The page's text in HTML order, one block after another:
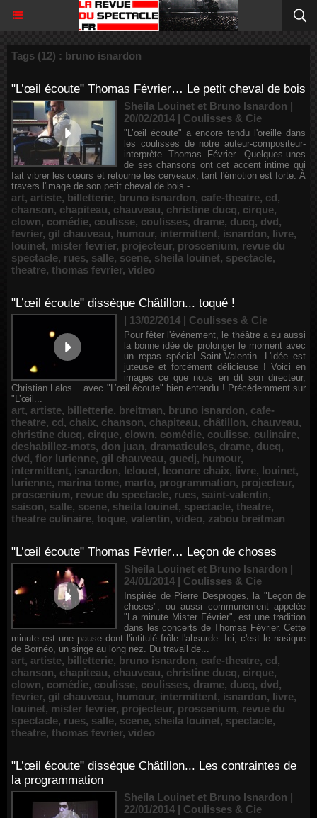
Tags (12) : bruno isnardon
"L’œil écoute" Thomas Février… Le petit cheval de bois
Sheila Louinet et Bruno Isnardon |
20/02/2014 | Coulisses & Cie
"L’œil écoute" a encore tendu l'oreille dans
les coulisses de notre auteur-compositeur-
interprète Thomas Février. Quelques-unes
de ses chansons ont cet accent intime qui
fait vibrer les cœurs et retourne les cerveaux, tant l'émotion est forte. À
travers l'image de son petit cheval de bois -...
art, artiste, billetterie, bruno isnardon, cafe-theatre, cd,
chanson, chapiteau, chauveau, christine ducq, cirque,
clown, comédie, coulisse, coulisses, drame, ducq, dvd,
fevrier, gil chauveau, humour, intermittent, isnardon, livre,
louinet, mister fevrier, projecteur, proscenium, revue du
spectacle, rues, salle, scene, sheila louinet, spectacle,
theatre, thomas fevrier, video
"L’œil écoute" dissèque Châtillon... toqué !
| 13/02/2014 | Coulisses & Cie
Pour fêter l'événement, le théâtre a eu aussi
la bonne idée de prolonger le moment avec
un repas spécial Saint-Valentin. L'idée est
juteuse et forcément délicieuse ! Voici en
images ce que nous en dit son directeur,
Christian Lalos... avec "L’œil écoute" bien entendu ! Précédemment sur
"L’œil...
art, artiste, billetterie, breitman, bruno isnardon, cafe-
theatre, cd, chaix, chanson, chapiteau, châtillon, chauveau,
christine ducq, cirque, clown, comédie, coulisse, culinaire,
deshabillez-mots, don juan, dramaticules, drame, ducq,
dvd, flor lurienne, gil chauveau, guedj, humour,
intermittent, isnardon, lelouet, leonore chaix, livre, louinet,
lurienne, marina tome, marto, programmation, projecteur,
proscenium, revue du spectacle, rues, saint-valentin,
saison, salle, scene, sheila louinet, spectacle, theatre,
theatre culinaire, toque, valentin, video, zabou breitman
"L’œil écoute" Thomas Février… Leçon de choses
Sheila Louinet et Bruno Isnardon |
24/01/2014 | Coulisses & Cie
Inspirée de Pierre Desproges, la "Leçon de
choses", ou aussi communément appelée
"La minute Mister Février", est une tradition
dans les concerts de Thomas Février. Cette
minute est une pause dont l'intitulé frôle l'absurde. Ici, c'est le nasique
de Bornéo, un singe au long nez. Du travail de...
art, artiste, billetterie, bruno isnardon, cafe-theatre, cd,
chanson, chapiteau, chauveau, christine ducq, cirque,
clown, comédie, coulisse, coulisses, drame, ducq, dvd,
fevrier, gil chauveau, humour, intermittent, isnardon, livre,
louinet, mister fevrier, projecteur, proscenium, revue du
spectacle, rues, salle, scene, sheila louinet, spectacle,
theatre, thomas fevrier, video
"L’œil écoute" dissèque Châtillon... Les contraintes de
la programmation
Sheila Louinet et Bruno Isnardon |
22/01/2014 | Coulisses & Cie